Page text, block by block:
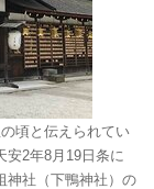
頃と伝えられてい
安2年8月19日条に
神社（下鴨神社）の